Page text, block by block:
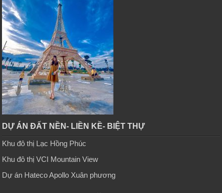
DỰ ÁN ĐẤT NỀN- LIỀN KỀ- BIỆT THỰ
Khu đô thị Lạc Hồng Phúc
Khu đô thị VCI Mountain View
Dự án Hateco Apollo Xuân phương